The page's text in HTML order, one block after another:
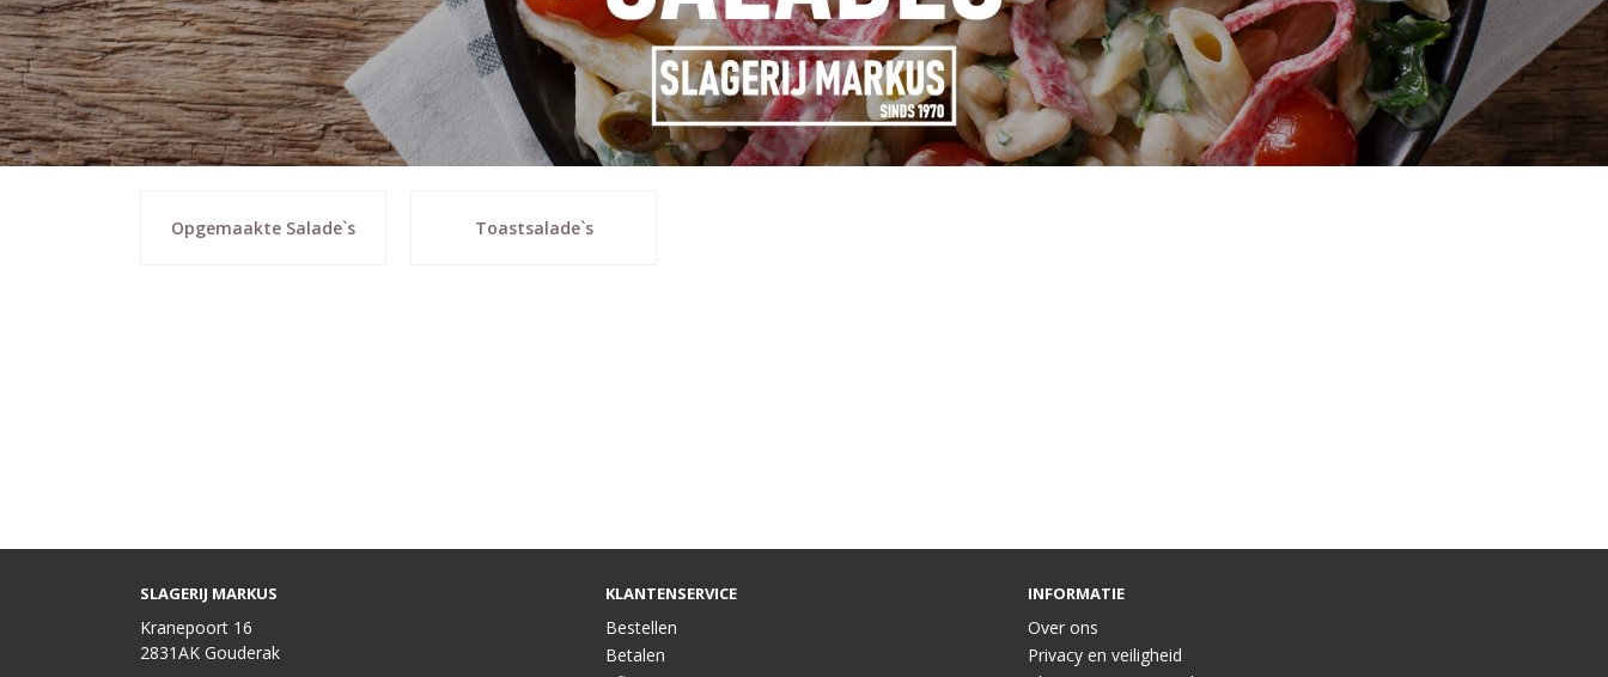
Opgemaakte Salade`s Toastsalade`s
SLAGERIJ MARKUS
Kranepoort 16
2831AK Gouderak
KLANTENSERVICE
Bestellen
Betalen
INFORMATIE
Over ons
Privacy en veiligheid